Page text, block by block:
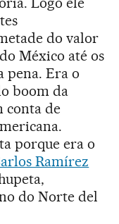
do valor
México até os
pena. Era o
boom da
conta de
porque era o
Ramírez
do Norte del